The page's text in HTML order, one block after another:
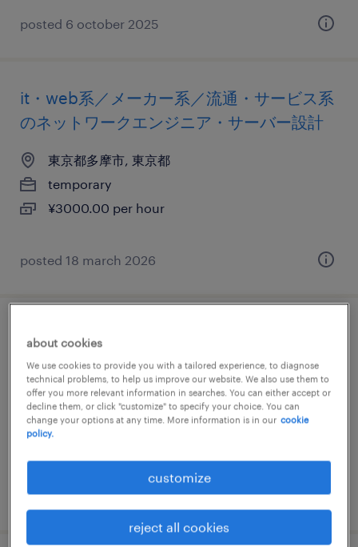
posted 6 october 2025
it・web系／メーカー系／流通・サービス系
のネットワークエンジニア・サーバー設計
東京都多摩市, 東京都
temporary
¥3000.00 per hour
posted 18 march 2026
it・web系／メーカー系／金融系の社内se
東京都多摩市, 東京都
temporary
¥3500.00 per hour
posted 15 july 2026
about cookies
We use cookies to provide you with a tailored experience, to diagnose
technical problems, to help us improve our website. We also use them to
offer you more relevant information in searches. You can either accept or
decline them, or click "customize" to specify your choice. You can
change your options at any time. More information is in our cookie
policy.
customize
reject all cookies